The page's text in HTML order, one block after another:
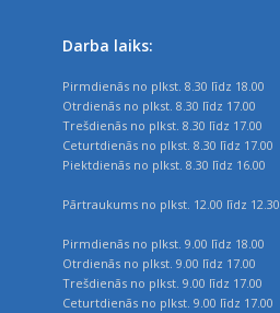
Darba laiks:
Pirmdienās no plkst. 8.30 līdz 18.00
Otrdienās no plkst. 8.30 līdz 17.00
Trešdienās no plkst. 8.30 līdz 17.00
Ceturtdienās no plkst. 8.30 līdz 17.00
Piektdienās no plkst. 8.30 līdz 16.00
Pārtraukums no plkst. 12.00 līdz 12.30
Pirmdienās no plkst. 9.00 līdz 18.00
Otrdienās no plkst. 9.00 līdz 17.00
Trešdienās no plkst. 9.00 līdz 17.00
Ceturtdienās no plkst. 9.00 līdz 17.00